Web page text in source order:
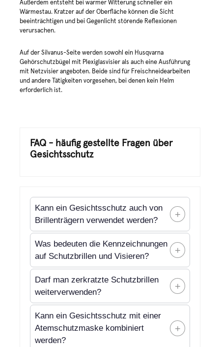
Außerdem entsteht bei warmer Witterung schneller ein
Wärmestau. Kratzer auf der Oberfläche können die Sicht
beeinträchtigen und bei Gegenlicht störende Reflexionen
verursachen.
Auf der Silvanus-Seite werden sowohl ein Husqvarna
Gehörschutzbügel mit Plexiglasvisier als auch eine Ausführung
mit Netzvisier angeboten. Beide sind für Freischneidearbeiten
und andere Tätigkeiten vorgesehen, bei denen kein Helm
erforderlich ist.
FAQ - häufig gestellte Fragen über
Gesichtsschutz
Kann ein Gesichtsschutz auch von
Brillenträgern verwendet werden?
+
Platz für eine normale Sehbrille.
Entscheidend ist, dass die Bügel nicht
drücken und die Schutzwirkung anderer
Ausrüstung nicht beeinträchtigen. Bei
Kapselgehörschutz können breite
Brillenbügel die Abdichtung
verschlechtern. Spezielle Schutzbrillen
Was bedeuten die Kennzeichnungen
auf Schutzbrillen und Visieren?
+
Auskunft über Hersteller, optische
Klasse, mechanische Festigkeit und
Anwendungsbereich. Buchstaben und
Zahlen dürfen jedoch nicht pauschal
interpretiert werden, da sie sich auf
Darf man zerkratzte Schutzbrillen
weiterverwenden?
+
automatisch gefährlich. Starke Kratzer
können jedoch die Sicht verschlechtern,
Kann ein Gesichtsschutz mit einer
Atemschutzmaske kombiniert
werden?
+